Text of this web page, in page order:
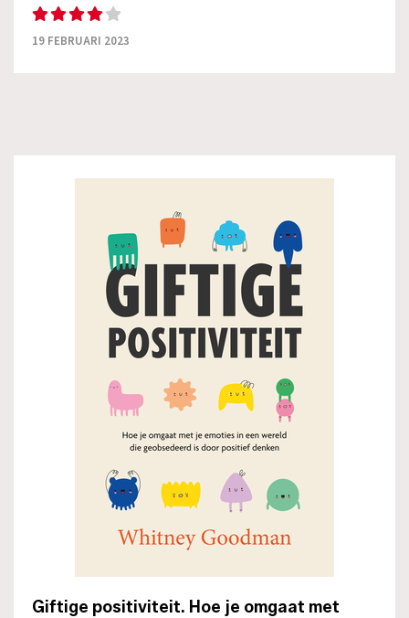
19 FEBRUARI 2023
Giftige positiviteit. Hoe je omgaat met